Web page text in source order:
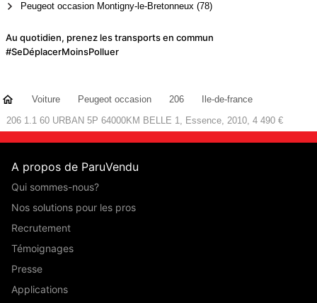
Peugeot occasion Montigny-le-Bretonneux (78)
Au quotidien, prenez les transports en commun
#SeDéplacerMoinsPolluer
Voiture Peugeot occasion 206
Ile-de-france
206 1.1 60 URBAN 5P 64000KM BELLE 1, Essence, 2010, 4 490 €
A propos de ParuVendu
Qui sommes-nous?
Nos solutions pour les pros
Recrutement
Témoignages
Presse
Applications